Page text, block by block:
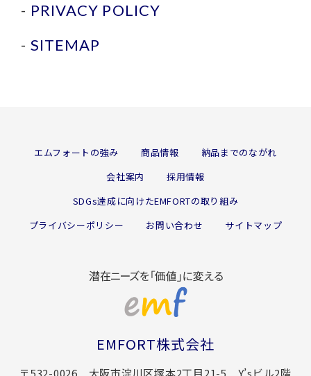
PRIVACY POLICY
SITEMAP
エムフォートの強み 商品情報
納品までのながれ
会社案内
採用情報
SDGs達成に向けたEMFORTの取り組み
プライバシーポリシー
お問い合わせ サイトマップ
EMFORT株式会社
〒532-0026 大阪市淀川区塚本2丁目21-5 Y’sビル2階